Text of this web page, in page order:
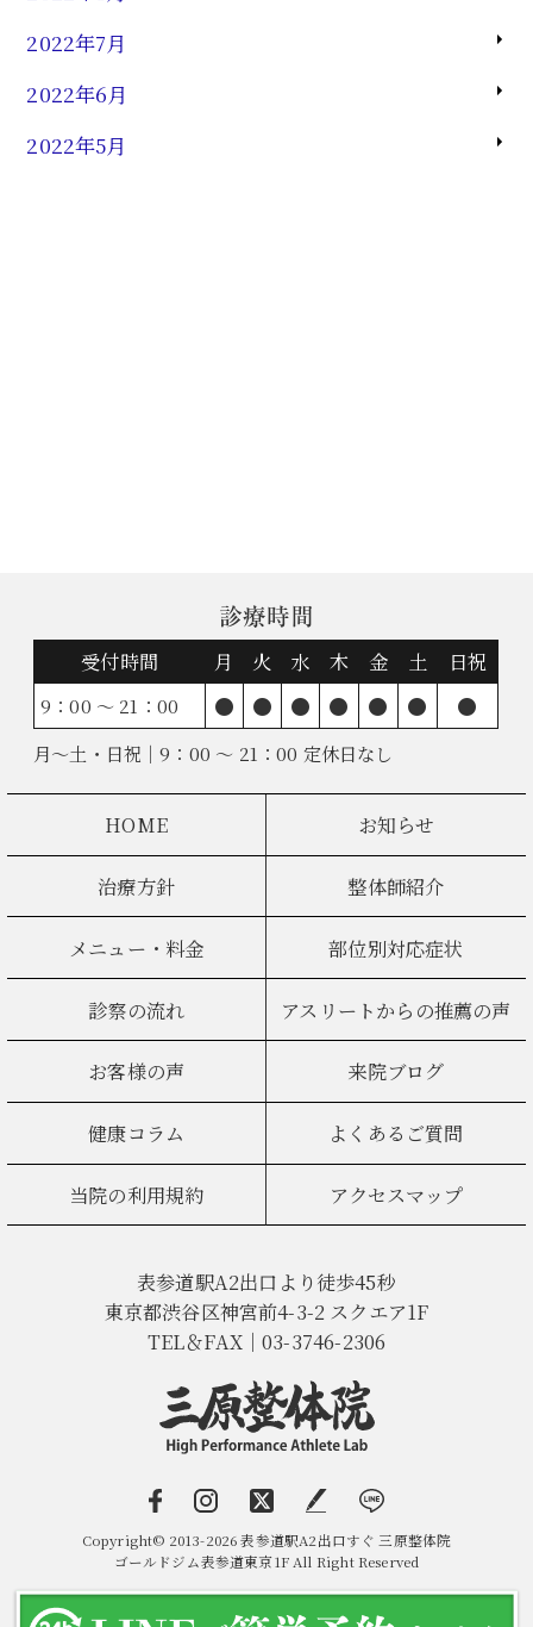
2022年7月
2022年6月
2022年5月
診療時間
受付時間 月 火 水 木 金 土 日祝
9：00 ～ 21：00 ● ● ● ● ● ● ●
月～土・日祝｜9：00 ～ 21：00 定休日なし
HOME お知らせ
治療方針 整体師紹介
メニュー・料金 部位別対応症状
診察の流れ アスリートからの推薦の声
お客様の声 来院ブログ
健康コラム よくあるご質問
当院の利用規約 アクセスマップ
表参道駅A2出口より徒歩45秒
東京都渋谷区神宮前4-3-2 スクエア1F
TEL＆FAX｜03-3746-2306
Copyright© 2013-2026 表参道駅A2出口すぐ 三原整体院
ゴールドジム表参道東京1F All Right Reserved